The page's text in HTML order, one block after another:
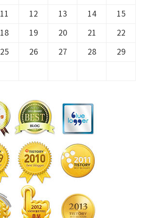
11 12 13 14 15
18 19 20 21 22
25 26 27 28 29